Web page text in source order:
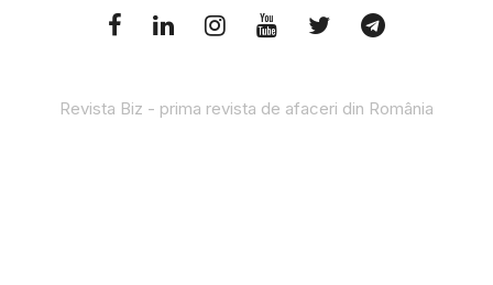
Revista Biz - prima revista de afaceri din România